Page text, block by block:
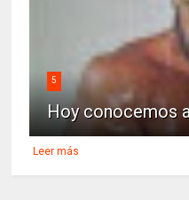
5
Hoy conocemos
Leer más